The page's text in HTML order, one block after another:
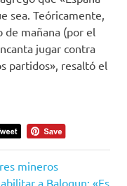
sea. Teóricamente,
de mañana (por el
jugar contra
partidos», resaltó el
mineros
a Balogun: «Es